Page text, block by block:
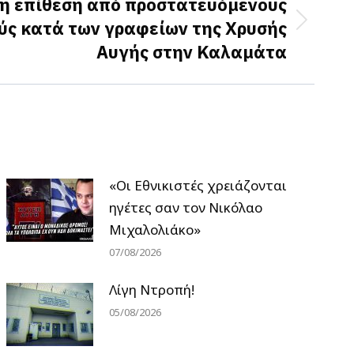
κατά των γραφείων της Χρυσής
Αυγής στην Καλαμάτα
«Οι Εθνικιστές χρειάζονται
ηγέτες σαν τον Νικόλαο
Μιχαλολιάκο»
07/08/2026
Λίγη Ντροπή!
05/08/2026